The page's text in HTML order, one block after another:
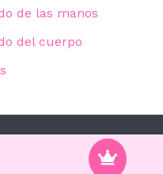
de las manos
del cuerpo